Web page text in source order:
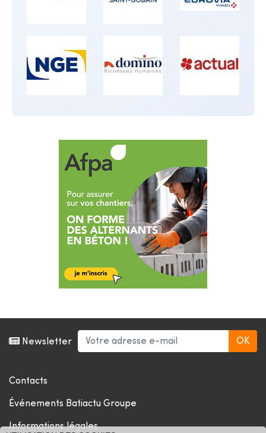
Newsletter
Contacts
Événements Batiactu Groupe
Informations légales